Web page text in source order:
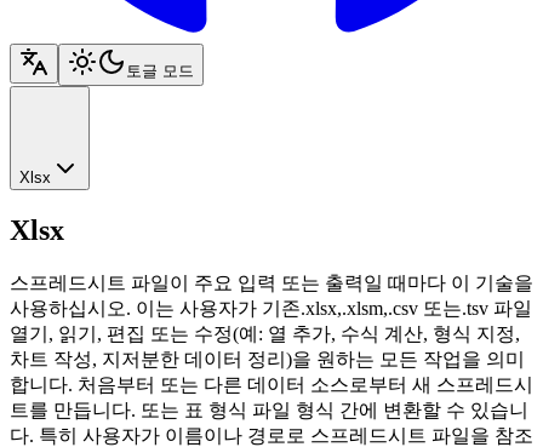
토글 모드
Xlsx
Xlsx
스프레드시트 파일이 주요 입력 또는 출력일 때마다 이 기술을
사용하십시오. 이는 사용자가 기존.xlsx,.xlsm,.csv 또는.tsv 파일
열기, 읽기, 편집 또는 수정(예: 열 추가, 수식 계산, 형식 지정,
차트 작성, 지저분한 데이터 정리)을 원하는 모든 작업을 의미
합니다. 처음부터 또는 다른 데이터 소스로부터 새 스프레드시
트를 만듭니다. 또는 표 형식 파일 형식 간에 변환할 수 있습니
다. 특히 사용자가 이름이나 경로로 스프레드시트 파일을 참조